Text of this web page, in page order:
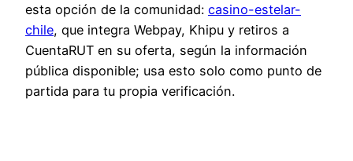
esta opción de la comunidad: casino-estelar-
chile, que integra Webpay, Khipu y retiros a
CuentaRUT en su oferta, según la información
pública disponible; usa esto solo como punto de
partida para tu propia verificación.